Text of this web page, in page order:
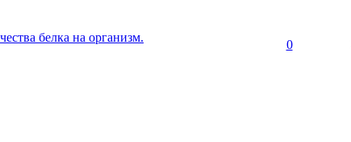
белка на организм.
0